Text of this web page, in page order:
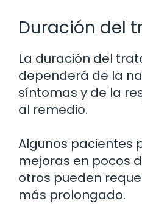
Duración del
La duración del
dependerá de la
síntomas y de la
al remedio.
Algunos pacientes
mejoras en pocos
otros pueden
más prolongado.